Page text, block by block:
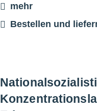
mehr
Bestellen und